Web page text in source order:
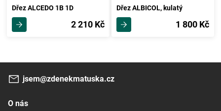
Dřez ALCEDO 1B 1D
2 210 Kč
Dřez ALBICOL, kulatý
1 800 Kč
jsem@zdenekmatuska.cz
O nás